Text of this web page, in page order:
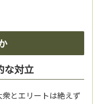
な対立
とエリートは絶えず